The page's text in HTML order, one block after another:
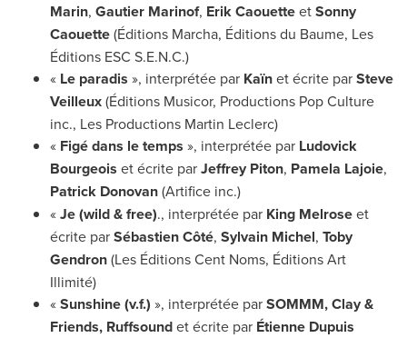
Marin, Gautier Marinof, Erik CaouetteetSonny
Caouette(Éditions Marcha, Éditions du Baume, Les
Éditions ESC S.E.N.C.)
« Le paradis », interprétée par Kaïnet écrite parSteve
Veilleux(Éditions Musicor, Productions Pop Culture
inc., Les Productions Martin Leclerc)
« Figé dans le temps », interprétée par Ludovick
Bourgeois et écrite parJeffrey Piton, Pamela Lajoie,
Patrick Donovan(Artifice inc.)
«Je (wild & free)., interprétée par King Melroseet
écrite parSébastien Côté, Sylvain Michel, Toby
Gendron(Les Éditions Cent Noms, Éditions Art
Illimité)
«Sunshine (v.f.) », interprétée parSOMMM, Clay &
Friends, Ruffsoundet écrite par Étienne Dupuis